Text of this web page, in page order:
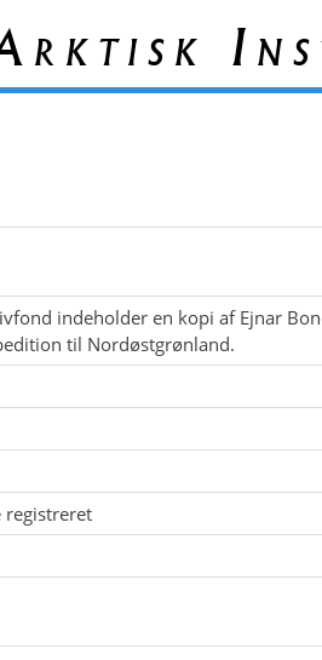
indeholder en kopi af Ejnar
til Nordøstgrønland.
registreret